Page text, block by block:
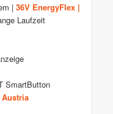
|36V EnergyFlex |
Laufzeit
SmartButton
Austria